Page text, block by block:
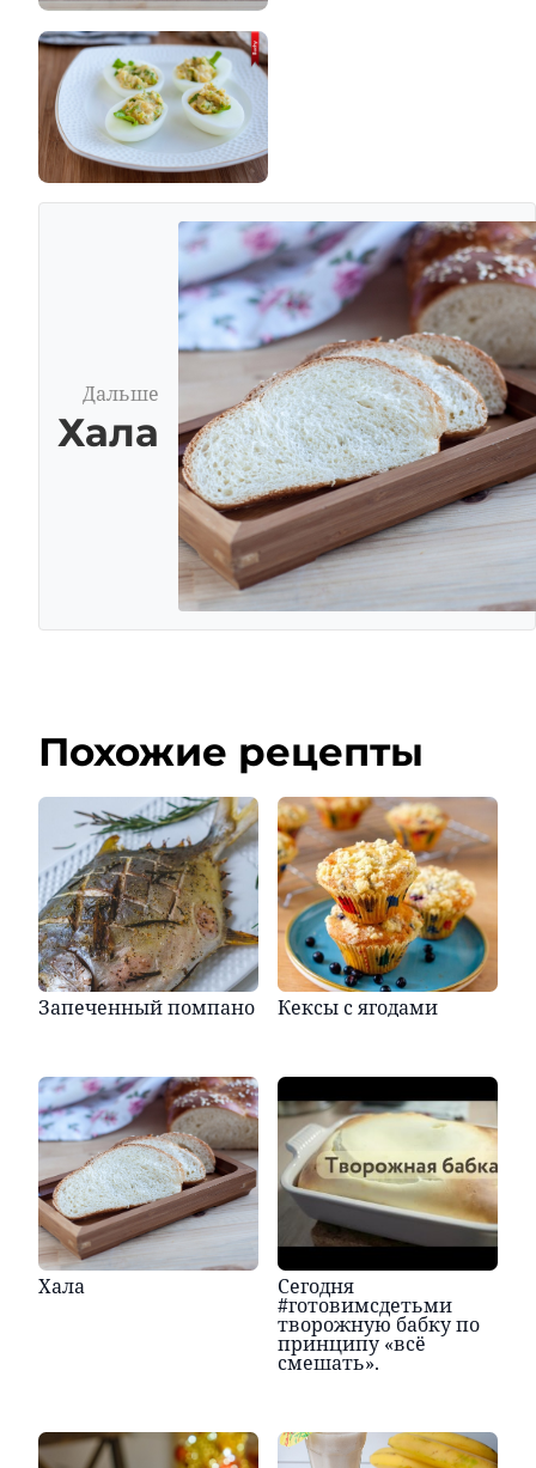
Дальше
Хала
Похожие рецепты
Запеченный помпано Кексы с ягодами
Хала Сегодня
#готовимсдетьми
творожную бабку по
принципу «всё
смешать».